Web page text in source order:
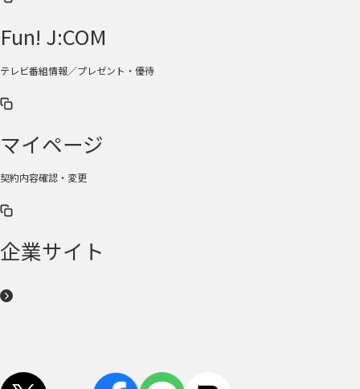
Fun! J:COM
テレビ番組情報／プレゼント・優待
マイページ
契約内容確認・変更
企業サイト